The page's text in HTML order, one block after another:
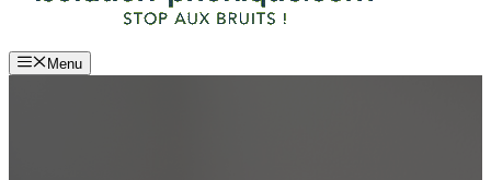
Menu